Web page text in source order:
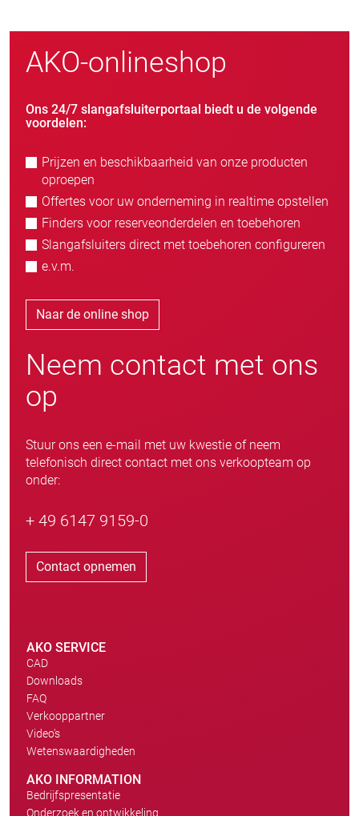
AKO-onlineshop
Ons 24/7 slangafsluiterportaal biedt u de volgende
voordelen:
Prijzen en beschikbaarheid van onze producten
oproepen
Offertes voor uw onderneming in realtime opstellen
Finders voor reserveonderdelen en toebehoren
Slangafsluiters direct met toebehoren configureren
e.v.m.
Naar de online shop
Neem contact met ons
op
Stuur ons een e-mail met uw kwestie of neem
telefonisch direct contact met ons verkoopteam op
onder:
+ 49 6147 9159-0
Contact opnemen
AKO SERVICE
CAD
Downloads
FAQ
Verkooppartner
Video's
Wetenswaardigheden
AKO INFORMATION
Bedrijfspresentatie
Onderzoek en ontwikkeling